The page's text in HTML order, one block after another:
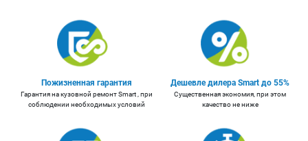
Пожизненная гарантия
Гарантия на кузовной ремонт Smart , при
соблюдении необходимых условий
Дешевле дилера Smart до 55%
Существенная экономия, при этом
качество не ниже